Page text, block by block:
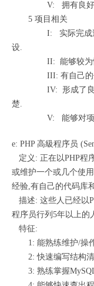
V: 拥有良好的编
5 项目相关
I: 实际完成过
设.
II: 能够较为快
III: 有自己的代码
IV: 形成了良好的
楚.
V: 能够对项目中
e: PHP 高級程序员
定义: 正在以PHP程
或维护一个或几个使
经验,有自己的代码库
描述: 这些人已经以
程序员行列5年以上的
特征:
1: 能熟练维护/操
2: 快速编写结构清
3: 熟练掌握MySQL